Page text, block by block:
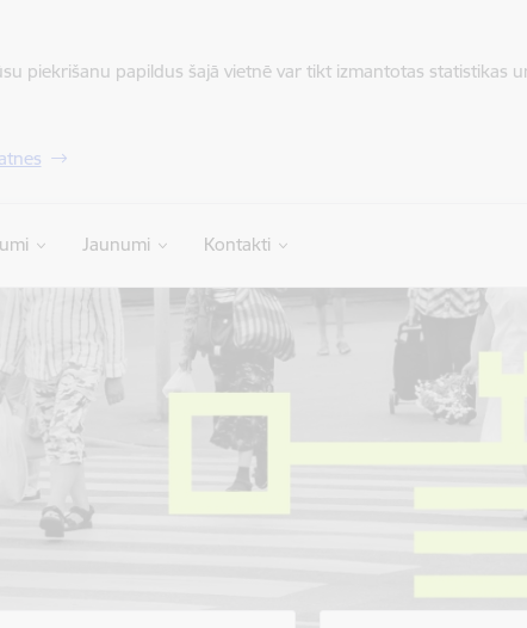
piekrišanu papildus šajā vietnē var tikt izmantotas statistikas
Jaunumi Kontakti